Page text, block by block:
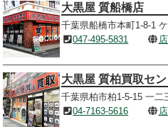
大黒屋 質船橋店
千葉県船橋市本町1-8-1
047-495-5831
大黒屋 質柏買取セ
千葉県柏市柏1-5-15 一二
04-7163-5616